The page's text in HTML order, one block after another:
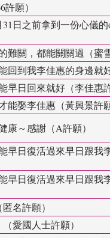
許願）
31日之前拿到一份心儀
難關，都能關關過（蜜
回到我李佳惠的身邊就
早日回來就好（李佳惠
能娶李佳惠（黃興景許
康～感謝（A許願）
早日復活過來早日跟我
早日復活過來早日跟我
匿名許願）
（愛國人士許願）